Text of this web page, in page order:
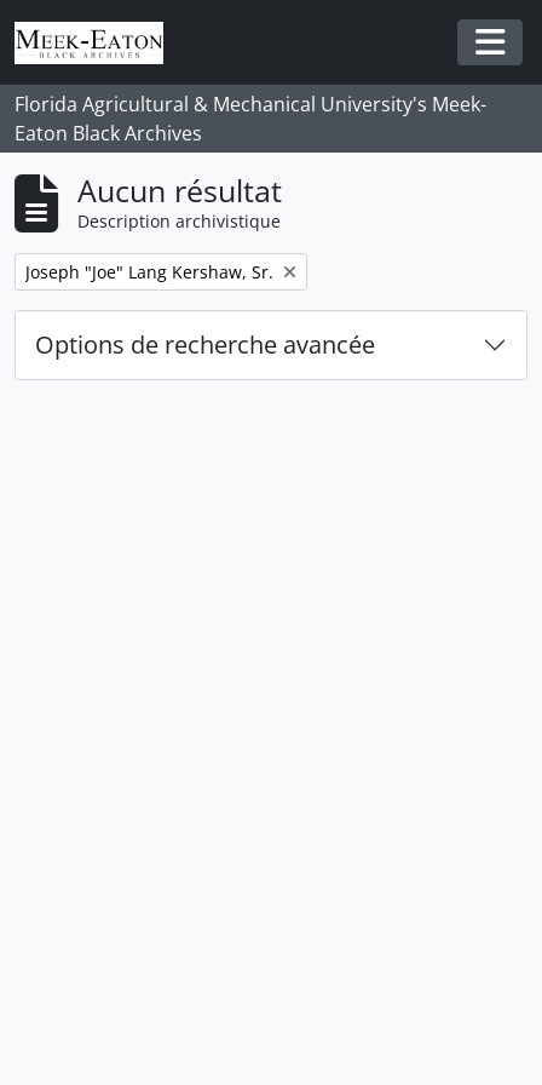
Skip to main content
Florida Agricultural & Mechanical University's Meek-
Eaton Black Archives
Aucun résultat
Description archivistique
Remove filter:
Joseph "Joe" Lang Kershaw, Sr.
Options de recherche avancée